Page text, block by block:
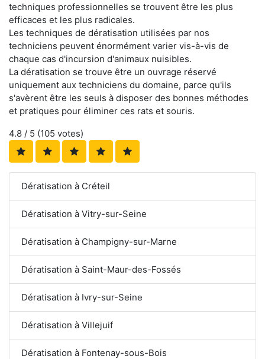
techniques professionnelles se trouvent être les plus
efficaces et les plus radicales.
Les techniques de dératisation utilisées par nos
techniciens peuvent énormément varier vis-à-vis de
chaque cas d'incursion d'animaux nuisibles.
La dératisation se trouve être un ouvrage réservé
uniquement aux techniciens du domaine, parce qu'ils
s'avèrent être les seuls à disposer des bonnes méthodes
et pratiques pour éliminer ces rats et souris.
4.8 / 5 (105 votes)
Dératisation à Créteil
Dératisation à Vitry-sur-Seine
Dératisation à Champigny-sur-Marne
Dératisation à Saint-Maur-des-Fossés
Dératisation à Ivry-sur-Seine
Dératisation à Villejuif
Dératisation à Fontenay-sous-Bois